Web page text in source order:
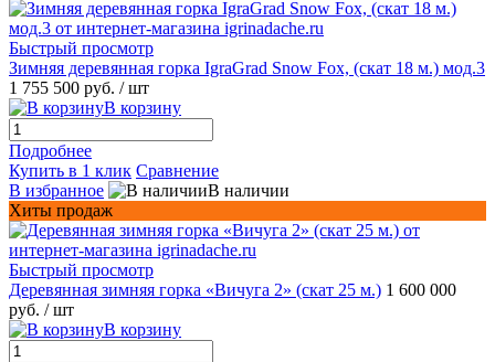
Быстрый просмотр
Зимняя деревянная горка IgraGrad Snow Fox, (скат 18 м.) мод.3
1 755 500 руб. / шт
В корзину
Подробнее
Купить в 1 клик Сравнение
В избранное
В наличии
Хиты продаж
Быстрый просмотр
Деревянная зимняя горка «Вичуга 2» (скат 25 м.) 1 600 000
руб. / шт
В корзину